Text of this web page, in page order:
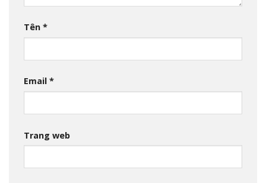
Tên *
Email *
Trang web